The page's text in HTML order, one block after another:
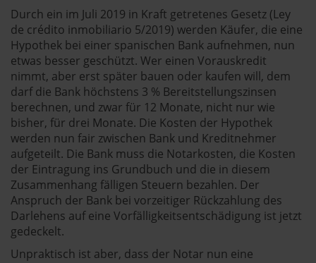
Durch ein im Juli 2019 in Kraft getretenes Gesetz (Ley
de crédito inmobiliario 5/2019) werden Käufer, die eine
Hypothek bei einer spanischen Bank aufnehmen, nun
etwas besser geschützt. Wer einen Vorauskredit
nimmt, aber erst später bauen oder kaufen will, dem
darf die Bank höchstens 3 % Bereitstellungszinsen
berechnen, und zwar für 12 Monate, nicht nur wie
bisher, für drei Monate. Die Kosten der Hypothek
werden nun fair zwischen Bank und Kreditnehmer
aufgeteilt. Die Bank muss die Notarkosten, die Kosten
der Eintragung ins Grundbuch und die in diesem
Zusammenhang fälligen Steuern bezahlen. Der
Anspruch der Bank bei vorzeitiger Rückzahlung des
Darlehens auf eine Vorfälligkeitsentschädigung ist jetzt
gedeckelt.
Unpraktisch ist aber, dass der Notar nun eine